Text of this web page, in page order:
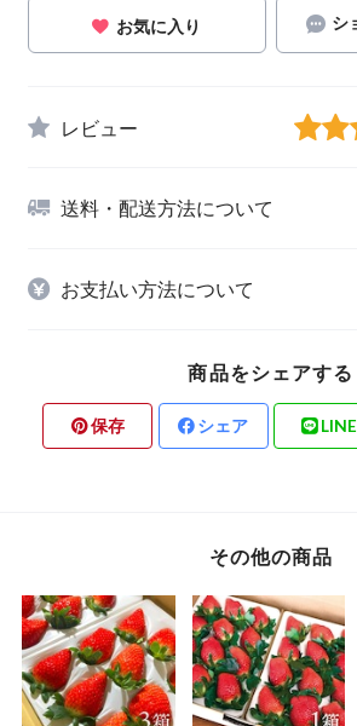
お気に入り シ
レビュー
送料・配送方法について
お支払い方法について
商品をシェアする
保存 シェア LINE
その他の商品